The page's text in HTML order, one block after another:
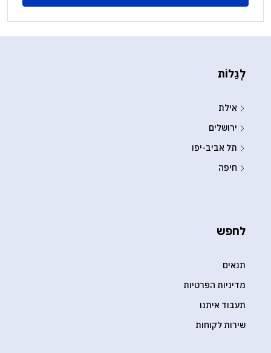
לְגַלוֹת
אילת
ירושלים
תל אביב-יפו
חיפה
לחפש
תנאים
מדיניות הפרטיות
תעבוד איתנו
שירות לקוחות